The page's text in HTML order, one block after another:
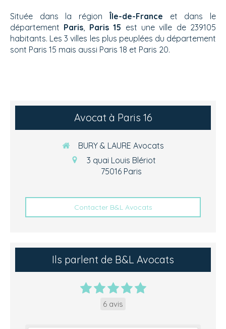
Située dans la régionÎle-de-France et dans le
département Paris, Paris 15 est une ville de 239105
habitants. Les 3 villes les plus peuplées du département
sont Paris 15 mais aussi Paris 18 et Paris 20.
Avocat à Paris 16
BURY & LAURE Avocats
3 quai Louis Blériot
75016 Paris
Contacter B&L Avocats
Ils parlent de B&L Avocats
6 avis